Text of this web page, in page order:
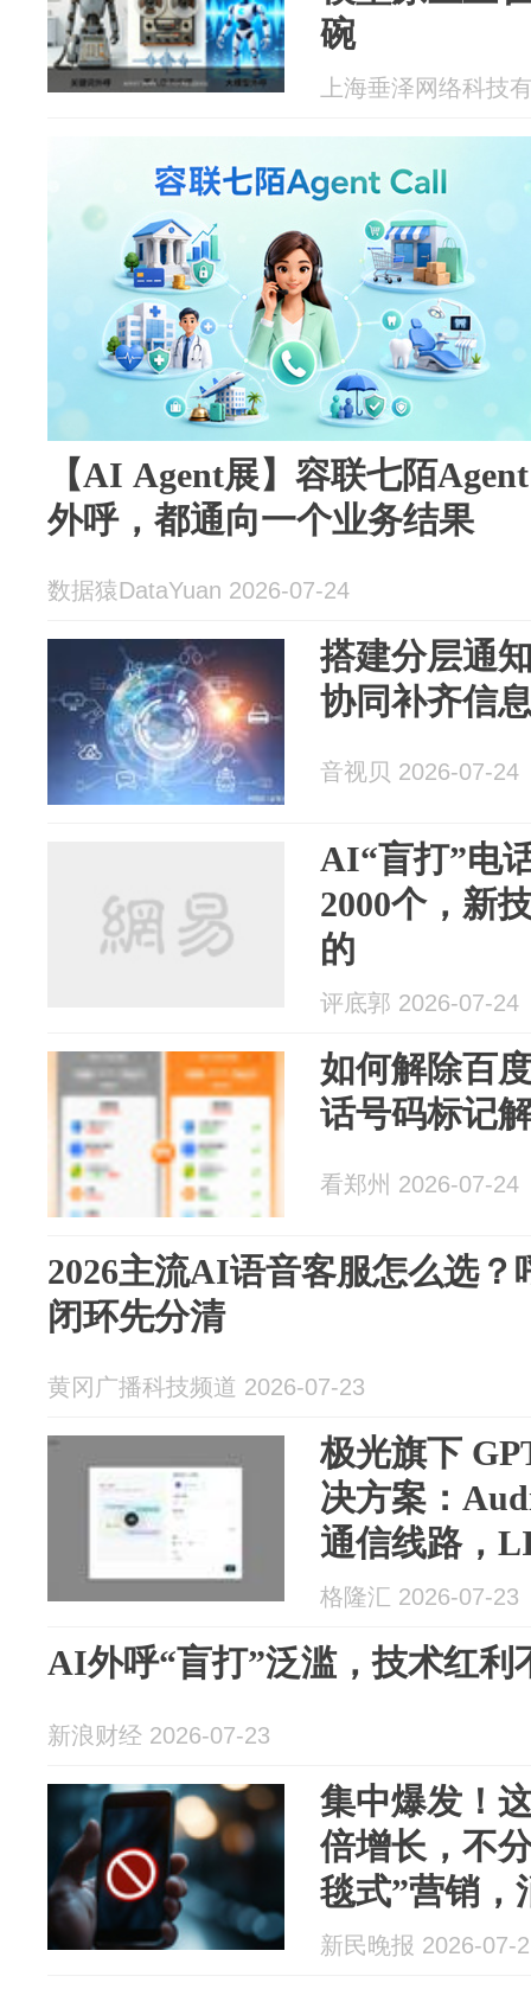
碗
上海垂泽网络科技
【AI Agent展】容联七陌
外呼，都通向一个业务结果
数据猿DataYuan 2026-07-24
搭建分层通
协同补齐信
音视贝 2026-07-24
AI“盲打”电
2000个，新
的
评底郭 2026-07-24
如何解除百
话号码标记
看郑州 2026-07-24
2026主流AI语音客服怎么选？
闭环先分清
黄冈广播科技频道 2026-07-23
极光旗下
决方案：
通信线路，
同步上线
格隆汇 2026-07-23
AI外呼“盲打”泛滥，技术红利
新浪财经 2026-07-23
集中爆发！
倍增长，不
毯式”营销，
上海市消保
新民晚报 2026-07-